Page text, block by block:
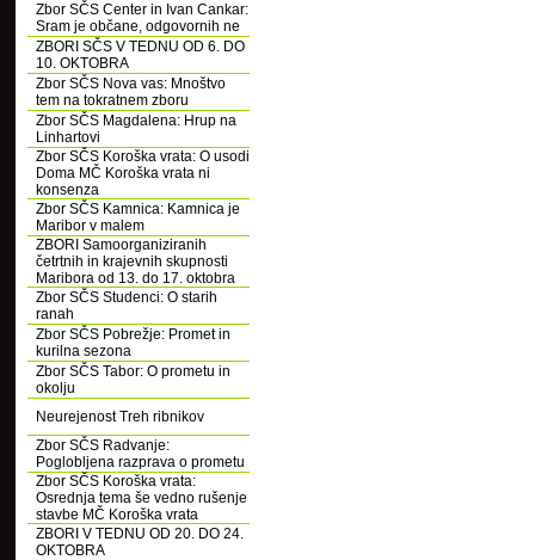
Zbor SČS Center in Ivan Cankar:
Sram je občane, odgovornih ne
ZBORI SČS V TEDNU OD 6. DO
10. OKTOBRA
Zbor SČS Nova vas: Mnoštvo
tem na tokratnem zboru
Zbor SČS Magdalena: Hrup na
Linhartovi
Zbor SČS Koroška vrata: O usodi
Doma MČ Koroška vrata ni
konsenza
Zbor SČS Kamnica: Kamnica je
Maribor v malem
ZBORI Samoorganiziranih
četrtnih in krajevnih skupnosti
Maribora od 13. do 17. oktobra
Zbor SČS Studenci: O starih
ranah
Zbor SČS Pobrežje: Promet in
kurilna sezona
Zbor SČS Tabor: O prometu in
okolju
Neurejenost Treh ribnikov
Zbor SČS Radvanje:
Poglobljena razprava o prometu
Zbor SČS Koroška vrata:
Osrednja tema še vedno rušenje
stavbe MČ Koroška vrata
ZBORI V TEDNU OD 20. DO 24.
OKTOBRA